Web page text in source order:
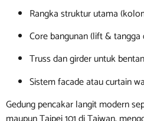
Rangka struktur utama
Core bangunan (lift & tangga
Truss dan girder untuk
Sistem facade atau curtain
Gedung pencakar langit modern